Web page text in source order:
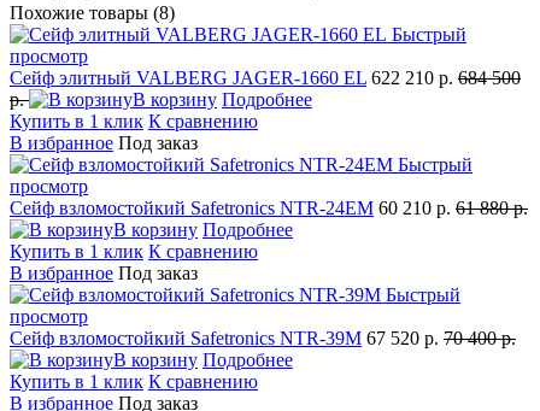
Похожие товары (8)
Быстрый
просмотр
Сейф элитный VALBERG JAGER-1660 EL 622 210 р. 684 500
р.
В корзину Подробнее
Купить в 1 клик К сравнению
В избранное Под заказ
Быстрый
просмотр
Сейф взломостойкий Safetronics NTR-24EM 60 210 р. 61 880 р.
В корзину Подробнее
Купить в 1 клик К сравнению
В избранное Под заказ
Быстрый
просмотр
Сейф взломостойкий Safetronics NTR-39M 67 520 р. 70 400 р.
В корзину Подробнее
Купить в 1 клик К сравнению
В избранное Под заказ